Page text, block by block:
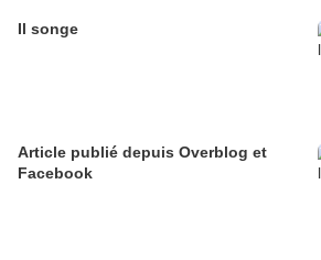
Il songe
Article publié depuis Overblog et
Facebook